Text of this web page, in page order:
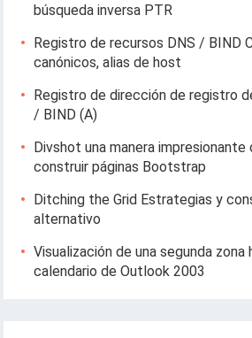
búsqueda inversa PTR
Registro de recursos DNS / BIND
canónicos, alias de host
Registro de dirección de registro
/ BIND (A)
Divshot una manera impresionante
construir páginas Bootstrap
Ditching the Grid Estrategias y
alternativo
Visualización de una segunda zona
calendario de Outlook 2003